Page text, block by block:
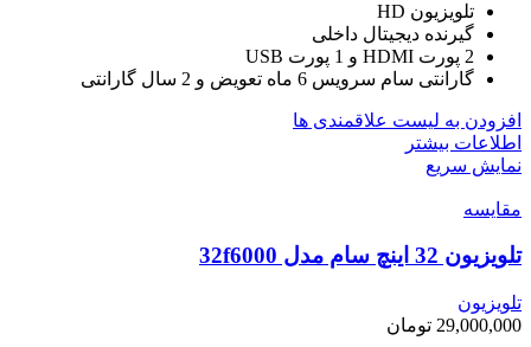
تلویزیون HD
گیرنده دیجیتال داخلی
2 پورت HDMI و 1 پورت USB
گارانتی سام سرویس 6 ماه تعویض و 2 سال گارانتی
افزودن به لیست علاقمندی ها
اطلاعات بیشتر
نمایش سریع
مقایسه
تلویزیون 32 اینچ سام مدل 32f6000
تلویزیون
29,000,000 تومان